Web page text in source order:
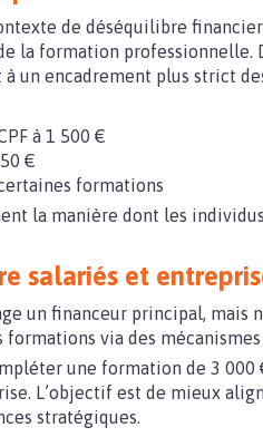
de déséquilibre
la formation professionnelle.
un encadrement plus strict
à 1 500 €
€
formations
la manière dont les
salariés et
un financeur principal, mais
via des
une formation de 3 000
L’objectif est de mieux
stratégiques.